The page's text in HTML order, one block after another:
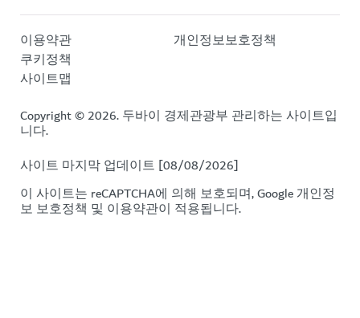
이용약관
개인정보보호정책
쿠키정책
사이트맵
Copyright © 2026. 두바이 경제관광부 관리하는 사이트입
니다.
사이트 마지막 업데이트 [08/08/2026]
이 사이트는 reCAPTCHA에 의해 보호되며, Google개인정
보 보호정책 및 이용약관이 적용됩니다.